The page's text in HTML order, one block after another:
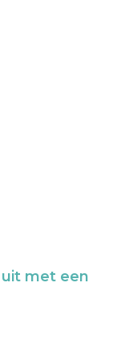
uit met een